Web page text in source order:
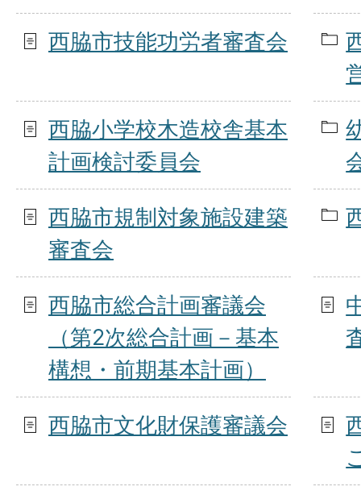
西脇市技能功労者審査会
西脇小学校木造校舎基本
計画検討委員会
西脇市規制対象施設建築
審査会
西脇市総合計画審議会
（第2次総合計画－基本
構想・前期基本計画）
西脇市文化財保護審議会